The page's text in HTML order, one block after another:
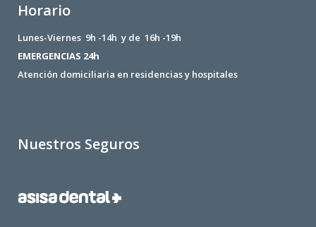
Horario
Lunes-Viernes 9h -14h y de 16h -19h
EMERGENCIAS 24h
Atención domiciliaria en residencias y hospitales
Nuestros Seguros